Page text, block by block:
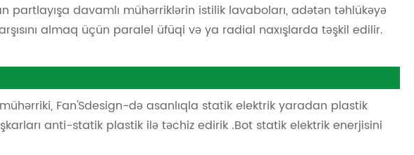
davamlı mühərriklərin istilik lavaboları, adətən təhlükəyə
almaq üçün paralel üfüqi və ya radial naxışlarda təşkil edilir.
Fan'Sdesign-də asanlıqla statik elektrik yaradan plastik
anti-statik plastik ilə təchiz edirik .Bot ​​statik elektrik enerjisini